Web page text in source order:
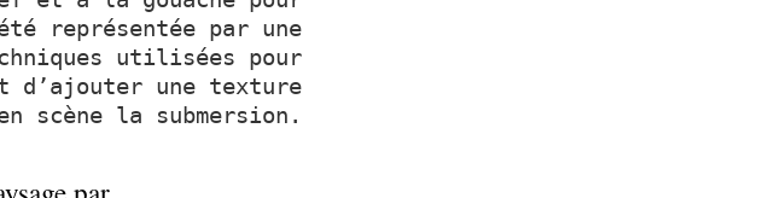
représentée par une
utilisées pour
d’ajouter une texture
scène la submersion.